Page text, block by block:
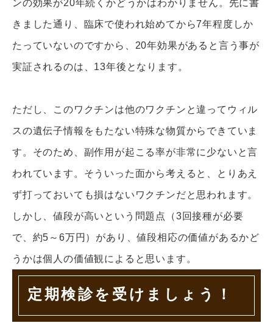
ンの効果が20年続くかどうかはわかりません。先に書
きました通り、臨床で使われ始めてから7年程度しか
たっていないのですから、20年効果があると言う事が
実証されるのは、13年後となります。
ただし、このワクチンは他のワクチンと違ってウィル
スの遺伝子情報をもたない特殊な物質からできていま
す。そのため、副作用が起こる率が非常に少ないと言
われています。そういった面から考えると、とりあえ
ず打っておいても損はないワクチンだと思われます。
しかし、値段が高いという問題点（3回接種が必要
で、約5～6万円）があり、値段相応の価値があるかど
うかは個人の価値観によると思います。
定期検診を受けましょう！